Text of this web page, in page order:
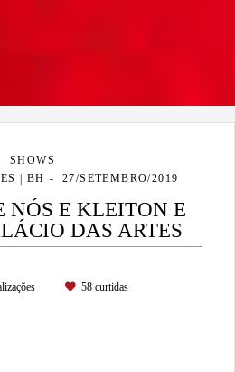
SHOWS
| BH
27/SETEMBRO/2019
NÓS E KLEITON E
DAS ARTES
58curtidas